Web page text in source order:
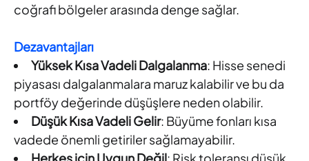
coğrafi bölgeler arasında denge sağlar.
Dezavantajları
Yüksek Kısa Vadeli Dalgalanma: Hisse senedi
piyasası dalgalanmalara maruz kalabilir ve bu da
portföy değerinde düşüşlere neden olabilir.
Düşük Kısa Vadeli Gelir: Büyüme fonları kısa
vadede önemli getiriler sağlamayabilir.